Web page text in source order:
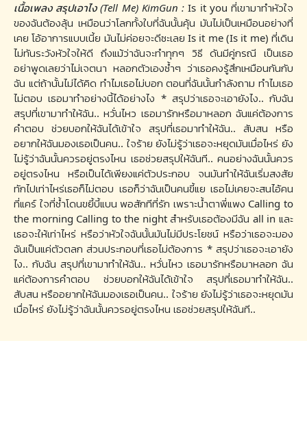
เนื้อเพลง สรุปเอาไง (Tell Me) KimGun :Is it you ที่เขามาทำหัวใจ
ของฉันต้องลุ้น เหมือนว่าโลกทั้งใบที่ฉันนั้นคุ้น มันไม่เป็นเหมือนอย่างที่
เคย โอ้อาการแบบเนี้ย มันไม่ค่อยจะดีซะเลย Is it me (Is it me) ที่เดิน
ไม่ทันระวังหัวใจให้ดี ถึงแม้ว่าฉันจะทำทุกๆ วิธี ดันมีคู่กรณี เป็นเธอ
อย่าพูดเลยว่าไม่เจตนา หลอกตัวเองซ้ำๆ ว่าเธอคงรู้สึกเหมือนกันกับ
ฉัน แต่ถ้านั้นไม่ได้คิด ทำไมเธอไม่บอก ตอนที่ฉันนั้นกำลังถาม ทำไมเธอ
ไม่ตอบ เธอมาทำอย่างนี้ได้อย่างไง * สรุปว่าเธอจะเอายังไง.. กับฉัน
สรุปที่เขามาทำให้ฉัน.. หวั่นไหว เธอมารักหรือมาหลอก ฉันแค่ต้องการ
คำตอบ ช่วยบอกให้ฉันได้เข้าใจ สรุปที่เธอมาทำให้ฉัน.. สับสน หรือ
อยากให้ฉันมองเธอเป็นคน.. ใจร้าย ยังไม่รู้ว่าเธอจะหยุดมันเมื่อไหร่ ยัง
ไม่รู้ว่าฉันนั้นควรอยู่ตรงไหน เธอช่วยสรุปให้ฉันที.. คนอย่างฉันนั้นควร
อยู่ตรงไหน หรือเป็นได้เพียงแค่ตัวประกอบ จนมันทำให้ฉันเริ่มสงสัย
ทักไปเท่าไหร่เธอก็ไม่ตอบ เธอก็ว่าฉันเป็นคนขี้แย เธอไม่เคยจะสนไอ้คน
ที่แคร์ ใจที่ช้ำโดนขยี้บี้แบน พอสักทีที่รัก เพราะน้ำตาพี่แพง Calling to
the morning Calling to the night สำหรับเธอต้องมีฉัน all in และ
เธอจะให้เท่าไหร่ หรือว่าหัวใจฉันนั้นมันไม่มีประโยชน์ หรือว่าเธอจะมอง
ฉันเป็นแค่ตัวตลก ส่วนประกอบที่เธอไม่ต้องการ * สรุปว่าเธอจะเอายัง
ไง.. กับฉัน สรุปที่เขามาทำให้ฉัน.. หวั่นไหว เธอมารักหรือมาหลอก ฉัน
แค่ต้องการคำตอบ ช่วยบอกให้ฉันได้เข้าใจ สรุปที่เธอมาทำให้ฉัน..
สับสน หรืออยากให้ฉันมองเธอเป็นคน.. ใจร้าย ยังไม่รู้ว่าเธอจะหยุดมัน
เมื่อไหร่ ยังไม่รู้ว่าฉันนั้นควรอยู่ตรงไหน เธอช่วยสรุปให้ฉันที..